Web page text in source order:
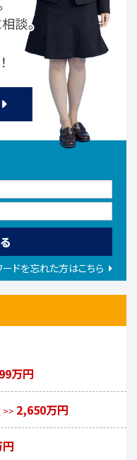
ードを忘れた方はこちら
万円
>> 2,650万円